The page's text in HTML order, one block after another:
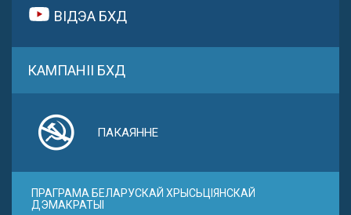
ВІДЭА БХД
КАМПАНІІ БХД
ПАКАЯННЕ
ПРАГРАМА БЕЛАРУСКАЙ ХРЫСЬЦІЯНСКАЙ
ДЭМАКРАТЫІ